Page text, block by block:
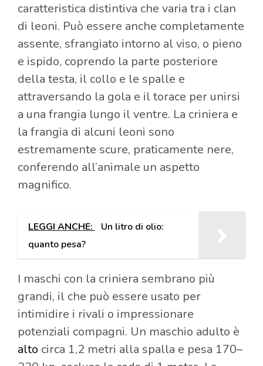
caratteristica distintiva che varia tra i clan
di leoni. Può essere anche completamente
assente, sfrangiato intorno al viso, o pieno
e ispido, coprendo la parte posteriore
della testa, il collo e le spalle e
attraversando la gola e il torace per unirsi
a una frangia lungo il ventre. La criniera e
la frangia di alcuni leoni sono
estremamente scure, praticamente nere,
conferendo all’animale un aspetto
magnifico.
LEGGI ANCHE:
Un litro di olio:
quanto pesa?
I maschi con la criniera sembrano più
grandi, il che può essere usato per
intimidire i rivali o impressionare
potenziali compagni. Un maschio adulto è
alto circa 1,2 metri alla spalla e pesa 170–